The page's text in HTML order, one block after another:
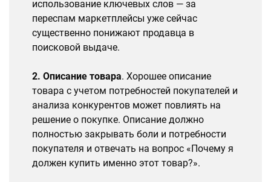
использование ключевых слов — за
переспам маркетплейсы уже сейчас
существенно понижают продавца в
поисковой выдаче.
2. Описание товара. Хорошее описание
товара с учетом потребностей покупателей и
анализа конкурентов может повлиять на
решение о покупке. Описание должно
полностью закрывать боли и потребности
покупателя и отвечать на вопрос «Почему я
должен купить именно этот товар?».